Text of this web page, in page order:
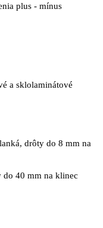
plus - mínus
a sklolaminátové
drôty do 8 mm na
do 40 mm na klinec